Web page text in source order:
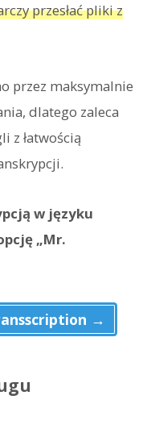
przesłać pliki z
przez maksymalnie
dlatego zaleca
z łatwością
w języku
„Mr.
→